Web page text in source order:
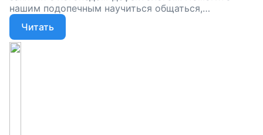
нашим подопечным научиться общаться,
поддержите наш проект!
Читать